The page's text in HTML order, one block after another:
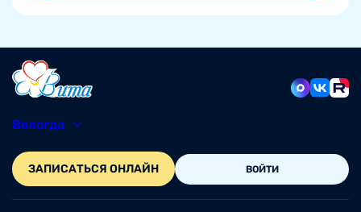
Вологда
ЗАПИСАТЬСЯ ОНЛАЙН ВОЙТИ